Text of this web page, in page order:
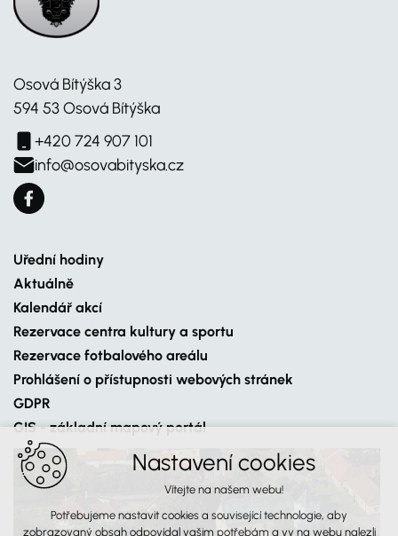
Osová Bítýška 3
594 53 Osová Bítýška
+420 724 907 101
info@osovabityska.cz
Uřední hodiny
Aktuálně
Kalendář akcí
Rezervace centra kultury a sportu
Rezervace fotbalového areálu
Prohlášení o přístupnosti webových stránek
GDPR
GIS - základní mapový portál
Nastavení cookies
Vítejte na našem webu!
Potřebujeme nastavit cookies a související technologie, aby
zobrazovaný obsah odpovídal vašim potřebám a vy na webu nalezli